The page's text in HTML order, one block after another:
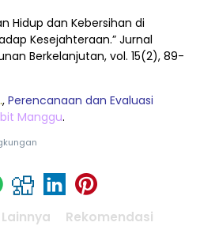
Hidup dan Kebersihan di
Kesejahteraan.” Jurnal
Berkelanjutan, vol. 15(2), 89-
, Perencanaan dan Evaluasi
Manggu.
Rekomendasi